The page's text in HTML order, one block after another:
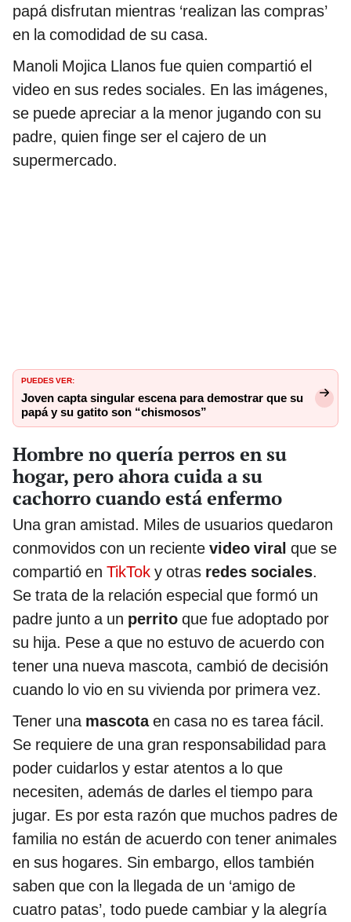
papá disfrutan mientras ‘realizan las compras’
en la comodidad de su casa.
Manoli Mojica Llanos fue quien compartió el
video en sus redes sociales. En las imágenes,
se puede apreciar a la menor jugando con su
padre, quien finge ser el cajero de un
supermercado.
PUEDES VER:
Joven capta singular escena para demostrar que su
papá y su gatito son “chismosos”
Hombre no quería perros en su
hogar, pero ahora cuida a su
cachorro cuando está enfermo
Una gran amistad. Miles de usuarios quedaron
conmovidos con un reciente video viral que se
compartió en TikTok y otras redes sociales.
Se trata de la relación especial que formó un
padre junto a un perrito que fue adoptado por
su hija. Pese a que no estuvo de acuerdo con
tener una nueva mascota, cambió de decisión
cuando lo vio en su vivienda por primera vez.
Tener una mascotaen casa no es tarea fácil.
Se requiere de una gran responsabilidad para
poder cuidarlos y estar atentos a lo que
necesiten, además de darles el tiempo para
jugar. Es por esta razón que muchos padres de
familia no están de acuerdo con tener animales
en sus hogares. Sin embargo, ellos también
saben que con la llegada de un ‘amigo de
cuatro patas’, todo puede cambiar y la alegría